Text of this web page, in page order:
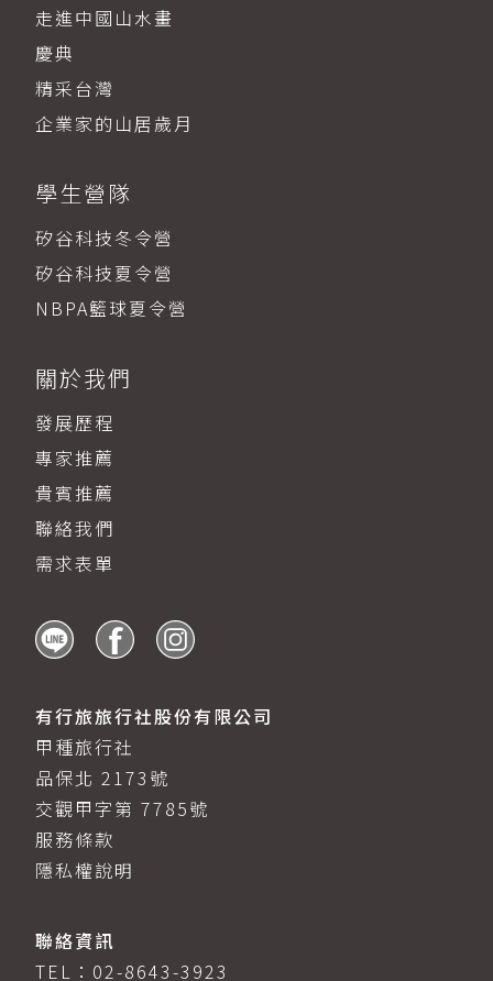
走進中國山水畫
慶典
精采台灣
企業家的山居歲月
學生營隊
矽谷科技冬令營
矽谷科技夏令營
NBPA籃球夏令營
關於我們
發展歷程
專家推薦
貴賓推薦
聯絡我們
需求表單
有行旅旅行社股份有限公司
甲種旅行社
品保北 2173號
交觀甲字第 7785號
服務條款
隱私權說明
聯絡資訊
TEL： 02-8643-3923